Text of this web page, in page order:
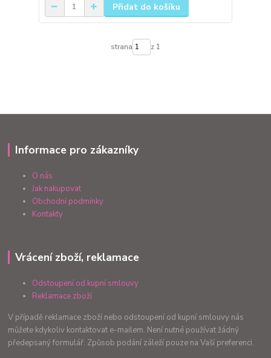
Přidat do košíku
strana z 1
Informace pro zákazníky
O nás
Jak nakupovat
Obchodní podmínky
Kontakty
Vrácení zboží, reklamace
Odstoupení od kupní smlouvy
Reklamace zboží
V případě reklamace zboží nebo odstoupení od kupní smlouvy nás
můžete kdykoliv kontaktovat e-mailem. Není nutné používat žádný
předepsaný formulář. Způsob podání záleží pouze na Vaší preferenci.